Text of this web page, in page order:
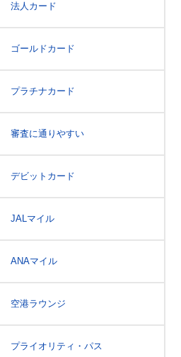
法人カード
ゴールドカード
プラチナカード
審査に通りやすい
デビットカード
JALマイル
ANAマイル
空港ラウンジ
プライオリティ・パス